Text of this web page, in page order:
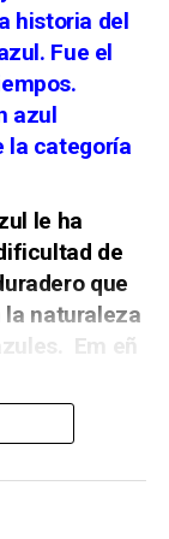
de la
de
, CSIC, 2013.
de rejas
Morón de la
El bando
mientras la
se
se
ciudad.
historia del
Fue el
azul
la categoría
le ha
de
que
la naturaleza
Em eñ